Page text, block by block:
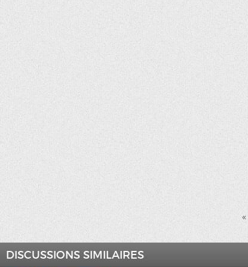
«
DISCUSSIONS SIMILAIRES